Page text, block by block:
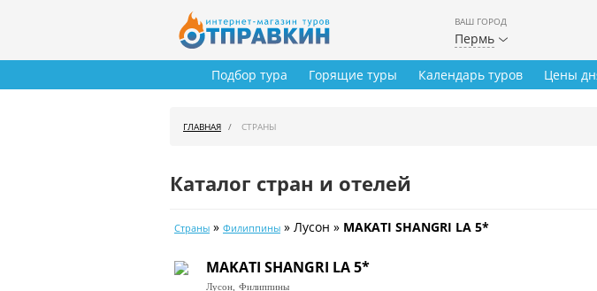
ВАШ ГОРОД
Пермь
Подбор тура Горящие туры Календарь туров Цены
ГЛАВНАЯ СТРАНЫ
Каталог стран и отелей
Страны » Филиппины » Лусон » MAKATI SHANGRI LA 5*
MAKATI SHANGRI LA 5*
Лусон, Филиппины